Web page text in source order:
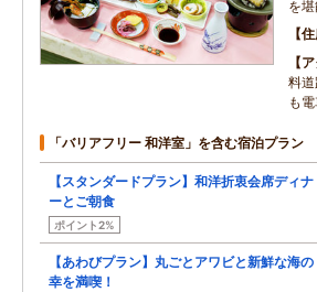
を
料
も
「バリアフリー 和洋室」を含む宿泊プラン
【スタンダードプラン】和洋折衷会席ディナ
ーとご朝食
ポイント2%
【あわびプラン】丸ごとアワビと新鮮な海の
幸を満喫！